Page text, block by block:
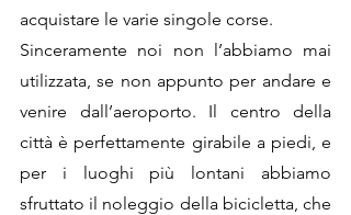
acquistare le varie singole corse.
Sinceramente noi non l’abbiamo mai
utilizzata, se non appunto per andare e
venire dall’aeroporto. Il centro della
città è perfettamente girabile a piedi, e
per i luoghi più lontani abbiamo
sfruttato il noleggio della bicicletta, che